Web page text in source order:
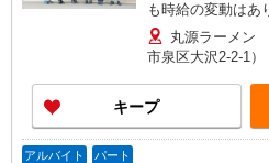
も時給の変動は
時給1,100円以上
丸源ラーメン
市泉区大沢2-2-1
キープ
アルバイト パート